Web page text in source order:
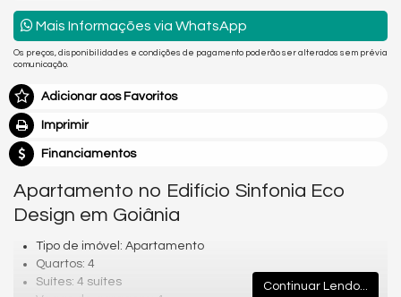
Mais Informações via WhatsApp
Os preços, disponibilidades e condições de pagamento poderão ser alterados sem prévia
comunicação.
Adicionar aos Favoritos
Imprimir
Financiamentos
Apartamento no Edifício Sinfonia Eco
Design em Goiânia
Tipo de imóvel: Apartamento
Quartos: 4
Suítes: 4 suítes
Continuar Lendo...